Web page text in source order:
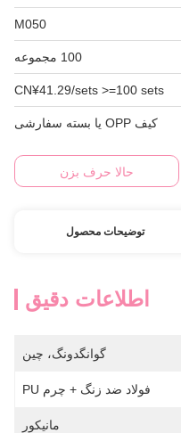
M050
100 مجموعه
CN¥41.29/sets >=100 sets
کیف OPP یا بسته سفارشی
حالا حرف بزن
توضیحات محصول
اطلاعات دقیق
گوانگدونگ، چین
فولاد ضد زنگ + چرم PU
مانیکور